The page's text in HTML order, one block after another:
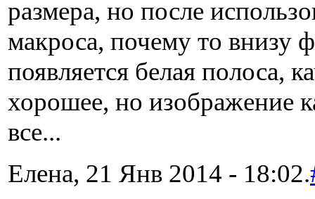
размера, но после
макроса, почему то внизу
появляется белая полоса,
хорошее, но изображение
все...
Елена, 21 Янв 2014 - 18:02.